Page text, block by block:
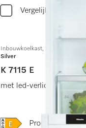
Vergelijken
Inbouwkoelkast, nishoogte 88 cm
Silver
K 7115 E
met led-verlichting en
Online Label Flag,